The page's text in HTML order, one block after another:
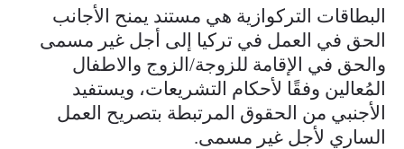
البطاقات التركوازية هي مستند يمنح الأجانب
الحق في العمل في تركيا إلى أجل غير مسمى
والحق في الإقامة للزوجة/الزوج والاطفال
المُعالين وفقًا لأحكام التشريعات، ويستفيد
الأجنبي من الحقوق المرتبطة بتصريح العمل
الساري لأجل غير مسمى.​